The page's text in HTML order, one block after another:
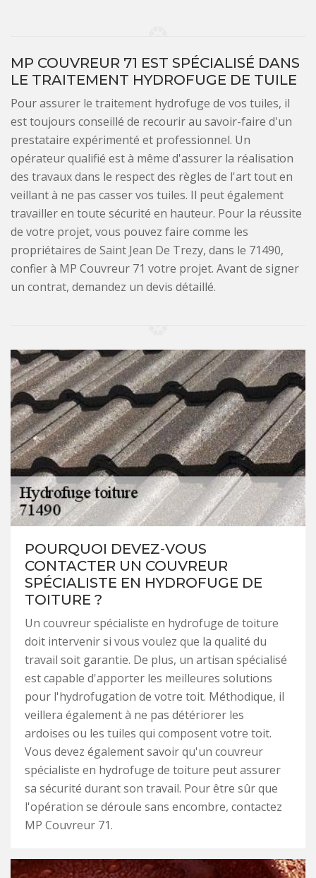
MP COUVREUR 71 EST SPÉCIALISÉ DANS
LE TRAITEMENT HYDROFUGE DE TUILE
Pour assurer le traitement hydrofuge de vos tuiles, il
est toujours conseillé de recourir au savoir-faire d'un
prestataire expérimenté et professionnel. Un
opérateur qualifié est à même d'assurer la réalisation
des travaux dans le respect des règles de l'art tout en
veillant à ne pas casser vos tuiles. Il peut également
travailler en toute sécurité en hauteur. Pour la réussite
de votre projet, vous pouvez faire comme les
propriétaires de Saint Jean De Trezy, dans le 71490,
confier à MP Couvreur 71 votre projet. Avant de signer
un contrat, demandez un devis détaillé.
POURQUOI DEVEZ-VOUS
CONTACTER UN COUVREUR
SPÉCIALISTE EN HYDROFUGE DE
TOITURE ?
Un couvreur spécialiste en hydrofuge de toiture
doit intervenir si vous voulez que la qualité du
travail soit garantie. De plus, un artisan spécialisé
est capable d'apporter les meilleures solutions
pour l'hydrofugation de votre toit. Méthodique, il
veillera également à ne pas détériorer les
ardoises ou les tuiles qui composent votre toit.
Vous devez également savoir qu'un couvreur
spécialiste en hydrofuge de toiture peut assurer
sa sécurité durant son travail. Pour être sûr que
l'opération se déroule sans encombre, contactez
MP Couvreur 71.